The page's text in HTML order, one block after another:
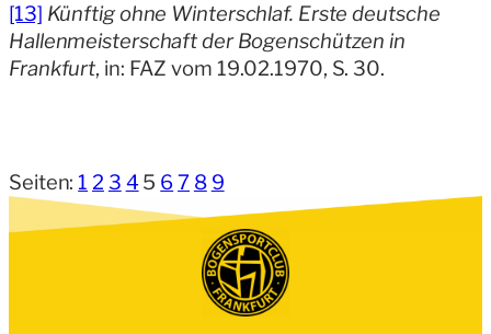
[13] Künftig ohne Winterschlaf. Erste deutsche
Hallenmeisterschaft der Bogenschützen in
Frankfurt, in: FAZ vom 19.02.1970, S. 30.
Seiten: 1 2 3 45 67 8 9